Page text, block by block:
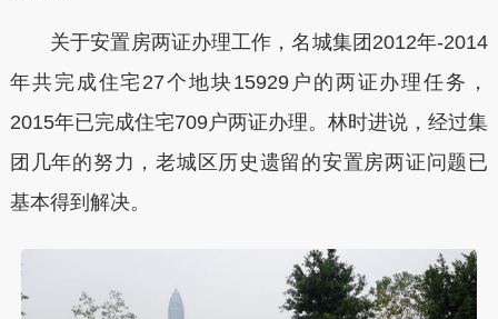
关于安置房两证办理工作，名城集团2012年-2014
年共完成住宅27个地块15929户的两证办理任务，
2015年已完成住宅709户两证办理。林时进说，经过集
团几年的努力，老城区历史遗留的安置房两证问题已
基本得到解决。